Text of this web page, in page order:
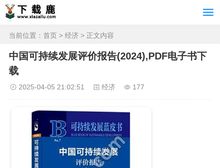
当前位置： 首页 > 经济 > 正文内容
中国可持续发展评价报告(2024),PDF电子书下
载
2025-04-05 21:02:51 经济 177